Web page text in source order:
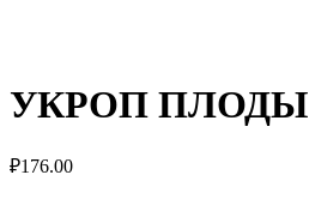
УКРОП ПЛОДЫ
₽176.00